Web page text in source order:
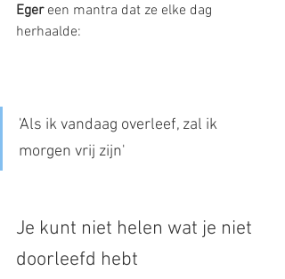
Eger een mantra dat ze elke dag
herhaalde:
'Als ik vandaag overleef, zal ik
morgen vrij zijn'
Je kunt niet helen wat je niet
doorleefd hebt